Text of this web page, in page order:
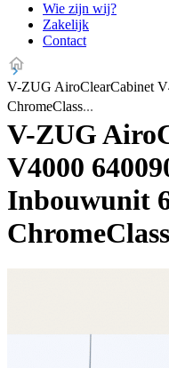
Wie zijn wij?
Zakelijk
Contact
V-ZUG AiroClearCabinet
ChromeClass
V-ZUG
V4000
Inbouwunit
ChromeClass